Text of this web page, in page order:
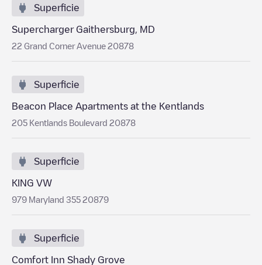
Superficie
Supercharger Gaithersburg, MD
22 Grand Corner Avenue 20878
Superficie
Beacon Place Apartments at the Kentlands
205 Kentlands Boulevard 20878
Superficie
KING VW
979 Maryland 355 20879
Superficie
Comfort Inn Shady Grove